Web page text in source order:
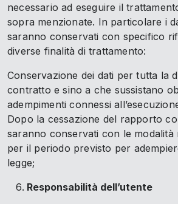
necessario ad eseguire il
sopra menzionate. In particolare i
saranno conservati con specifico
diverse finalità di trattamento:
Conservazione dei dati per tutta la
contratto e sino a che sussistano
adempimenti connessi
Dopo la cessazione del rapporto
saranno conservati con le modalità
per il periodo previsto per
legge;
Responsabilità dell’utente